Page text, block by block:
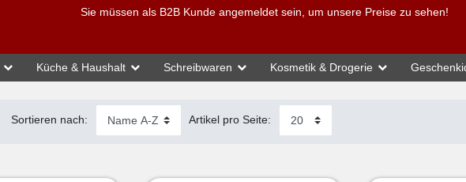
Sie müssen als B2B Kunde angemeldet sein, um unsere Preise zu sehen!
Küche & Haushalt Schreibwaren Kosmetik & Drogerie
Sortieren nach: Artikel pro Seite: